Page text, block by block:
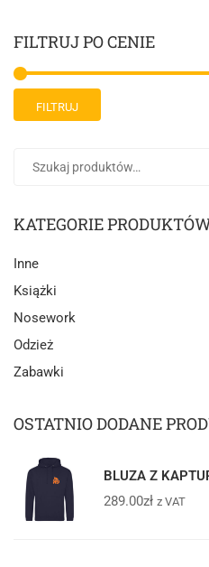
FILTRUJ PO CENIE
FILTRUJ
KATEGORIE
Inne
Książki
Nosework
Odzież
Zabawki
OSTATNIO DODANE
BLUZA Z
289.00zł z VAT